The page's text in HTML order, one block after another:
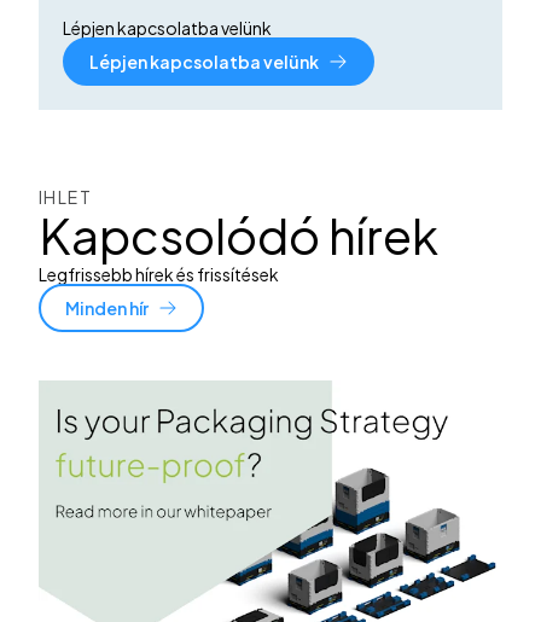
Lépjen kapcsolatba velünk
Lépjen kapcsolatba velünk
IHLET
Kapcsolódó hírek
Legfrissebb hírek és frissítések
Minden hír